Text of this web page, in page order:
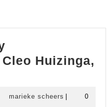
Huizinga,
marieke scheers marieke
|
0